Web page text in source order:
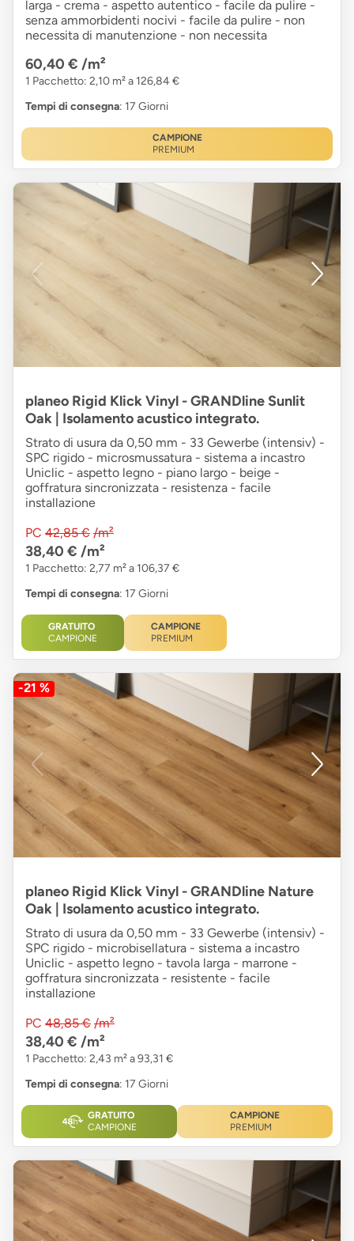
larga - crema - aspetto autentico - facile da pulire -
senza ammorbidenti nocivi - facile da pulire - non
necessita di manutenzione - non necessita
60,40 € /m²
1 Pacchetto: 2,10 m² a 126,84 €
Tempi di consegna: 17 Giorni
CAMPIONE
PREMIUM
planeo Rigid Klick Vinyl - GRANDline Sunlit
Oak | Isolamento acustico integrato.
Strato di usura da 0,50 mm - 33 Gewerbe (intensiv) -
SPC rigido - microsmussatura - sistema a incastro
Uniclic - aspetto legno - piano largo - beige -
goffratura sincronizzata - resistenza - facile
installazione
PC 42,85 € /m²
38,40 € /m²
1 Pacchetto: 2,77 m² a 106,37 €
Tempi di consegna: 17 Giorni
GRATUITO
CAMPIONE
CAMPIONE
PREMIUM
-21 %
planeo Rigid Klick Vinyl - GRANDline Nature
Oak | Isolamento acustico integrato.
Strato di usura da 0,50 mm - 33 Gewerbe (intensiv) -
SPC rigido - microbisellatura - sistema a incastro
Uniclic - aspetto legno - tavola larga - marrone -
goffratura sincronizzata - resistente - facile
installazione
PC 48,85 € /m²
38,40 € /m²
1 Pacchetto: 2,43 m² a 93,31 €
Tempi di consegna: 17 Giorni
GRATUITO
CAMPIONE
CAMPIONE
PREMIUM